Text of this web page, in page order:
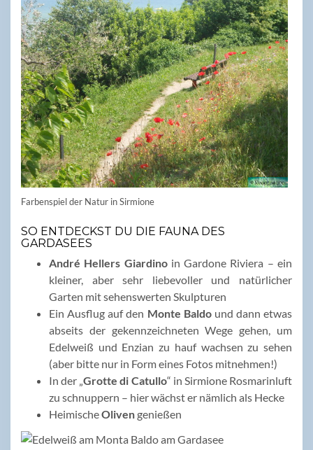
Farbenspiel der Natur in Sirmione
SO ENTDECKST DU DIE FAUNA DES
GARDASEES
André Hellers Giardinoin Gardone Riviera – ein
kleiner, aber sehr liebevoller und natürlicher
Garten mit sehenswerten Skulpturen
Ein Ausflug auf den Monte Baldound dann etwas
abseits der gekennzeichneten Wege gehen, um
Edelweiß und Enzian zu hauf wachsen zu sehen
(aber bitte nur in Form eines Fotos mitnehmen!)
In der „Grotte di Catullo“ in Sirmione Rosmarinluft
zu schnuppern – hier wächst er nämlich als Hecke
HeimischeOliven genießen